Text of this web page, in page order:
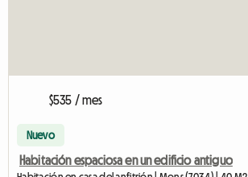
$535 / mes
Nuevo
Habitación espaciosa en un edificio antiguo